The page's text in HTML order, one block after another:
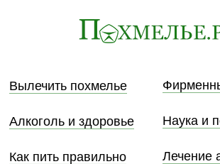
Вылечить похмелье
Алкоголь и здоровье
Наука и
Как пить правильно
Лечение